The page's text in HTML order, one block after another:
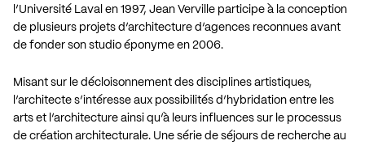
l’Université Laval en 1997, Jean Verville participe à la conception
de plusieurs projets d’architecture d’agences reconnues avant
de fonder son studio éponyme en 2006.
Misant sur le décloisonnement des disciplines artistiques,
l’architecte s’intéresse aux possibilités d’hybridation entre les
arts et l’architecture ainsi qu’à leurs influences sur le processus
de création architecturale. Une série de séjours de recherche au